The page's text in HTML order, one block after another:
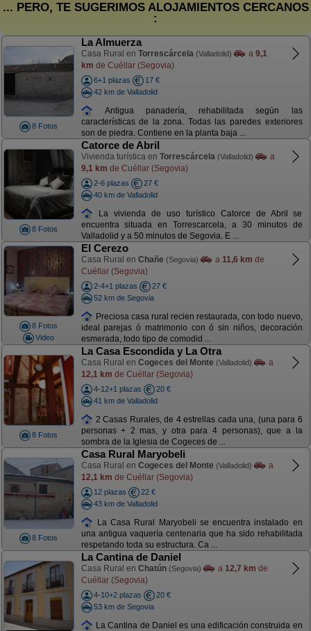
... PERO, TE SUGERIMOS ALOJAMIENTOS CERCANOS
:
8 Fotos
La Almuerza
Casa Rural en Torrescárcela (Valladolid) a 9,1
km de Cuéllar (Segovia)
6+1 plazas
17 €
42 km de Valladolid
Antigua panadería, rehabilitada según las
características de la zona. Todas las paredes exteriores
son de piedra. Contiene en la planta baja ...
8 Fotos
Catorce de Abril
Vivienda turística en Torrescárcela (Valladolid)
a
9,1 km de Cuéllar (Segovia)
2-6 plazas
27 €
40 km de Valladolid
La vivienda de uso turístico Catorce de Abril se
encuentra situada en Torrescarcela, a 30 minutos de
Valladolid y a 50 minutos de Segovia. E ...
8 Fotos
Video
El Cerezo
Casa Rural en Chañe (Segovia) a 11,6 km de
Cuéllar (Segovia)
2-4+1 plazas
27 €
52 km de Segovia
Preciosa casa rural recien restaurada, con todo nuevo,
ideal parejas ó matrimonio con ó sin niños, decoración
esmerada, todo tipo de comodid ...
8 Fotos
La Casa Escondida y La Otra
Casa Rural en Cogeces del Monte (Valladolid)
a
12,1 km de Cuéllar (Segovia)
4-12+1 plazas
20 €
41 km de Valladolid
2 Casas Rurales, de 4 estrellas cada una, (una para 6
personas + 2 mas, y otra para 4 personas), que a la
sombra de la Iglesia de Cogeces de ...
8 Fotos
Casa Rural Maryobeli
Casa Rural en Cogeces del Monte (Valladolid)
a
12,1 km de Cuéllar (Segovia)
12 plazas
22 €
43 km de Valladolid
La Casa Rural Maryobeli se encuentra instalado en
una antigua vaquería centenaria que ha sido rehabilitada
respetando toda su estructura. Ca ...
La Cantina de Daniel
Casa Rural en Chatún (Segovia) a 12,7 km de
Cuéllar (Segovia)
4-10+2 plazas
20 €
53 km de Segovia
La Cantina de Daniel es una edificación construida en